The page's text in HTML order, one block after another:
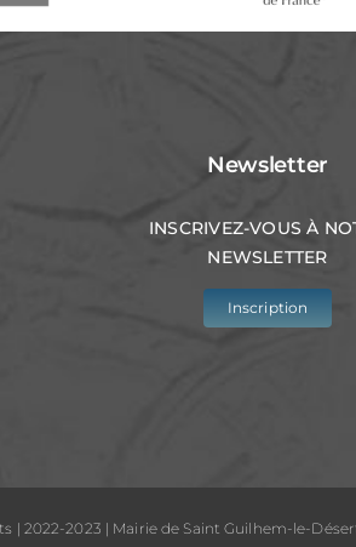
Newsletter
INSCRIVEZ-VOUS À
NEWSLETTER
Inscription
| 2022-2023 | Mairie de Saint Guilhem-le-